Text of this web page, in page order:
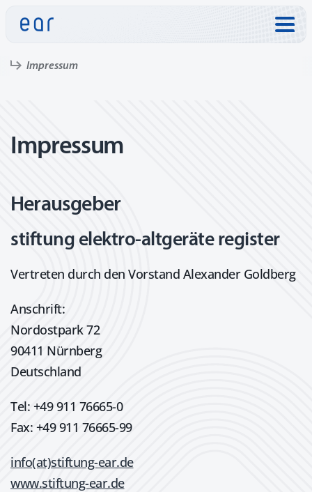
Impressum
Impressum
Herausgeber
stiftung elektro-altgeräte register
Vertreten durch den Vorstand Alexander Goldberg
Anschrift:
Nordostpark 72
90411 Nürnberg
Deutschland
Tel: +49 911 76665-0
Fax: +49 911 76665-99
info(at)stiftung-ear.de
www.stiftung-ear.de